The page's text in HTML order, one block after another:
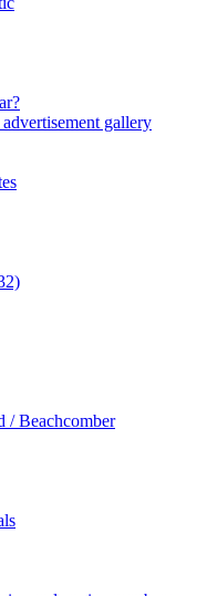
gallery
/ Beachcomber